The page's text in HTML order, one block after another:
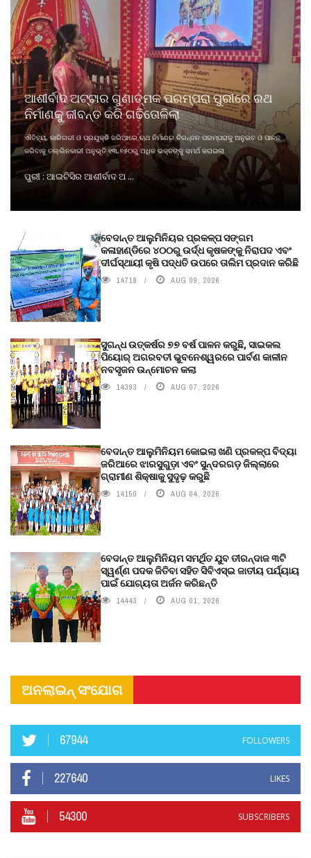
ଆଶୀର୍ବାଦ ଅଟ୍ଟାର ଗୁଣାତ୍ମକ ପରମ୍ପରା ପୁରୀରେ ରଥ
ନିର୍ମାଣକୁ ଜୀବନ୍ତ କରି ଗଢିତୋଳିଲା
ଐତିହ୍ୟ, କାରିଗରୀ ଓ ପ୍ରଯୁକ୍ତି ଜରିଆରେ ଋଥ ନିର୍ମାଣର ଚିରନ୍ତନ ପରମ୍ପରାକୁ ଅନୁଭବ ଓ ପାଳନ
କରିବାକୁ ତଲ୍ଲିନକାରୀ ଅନୁଭୂତି ୧୩,୭୫୦ରୁ ଅଧିକ ଭକ୍ତଙ୍କୁ ସମର୍ଥ କରାଇଲା
ପୁରୀ : ଆଇଟିସିର ଆଶୀର୍ବାଦ ଅ ...
ବେଦାନ୍ତ ଆଲୁମିନିୟର ପ୍ରକଳ୍ପ ସଙ୍ଗମ
କଳାହାଣ୍ଡିରେ ୪୦୦ରୁ ଉର୍ଦ୍ଧ କୃଷକଙ୍କୁ ନିରାପଦ ଏବଂ
ଦୀର୍ଘସ୍ଥାୟୀ କୃଷି ପଦ୍ଧତି ଉପରେ ତାଲିମ ପ୍ରଦାନ କରିଛି
14718 AUG 09, 2026
ସୁଗନ୍ଧ ଉତ୍କର୍ଷର ୭୭ ବର୍ଷ ପାଳନ କରୁଛି, ସାଇକଲ
ପିୟୋର୍‌ ଅଗରବତୀ ଭୁବନେଶ୍ୱରରେ ପାର୍ବଣ କାଳୀନ
ନବସୃଜନ ଉନ୍ମୋଚନ କଲା
14393 AUG 07, 2026
ବେଦାନ୍ତ ଆଲୁମିନିୟମ କୋଇଲା ଖଣି ପ୍ରକଳ୍ପ ବିଦ୍ୟା
ଜରିଆରେ ଝାରସୁଗୁଡ଼ା ଏବଂ ସୁନ୍ଦରଗଡ଼ ଜିଲ୍ଲାରେ
ଗ୍ରାମୀଣ ଶିକ୍ଷାକୁ ସୁଦୃଢ଼ କରୁଛି
14150 AUG 04, 2026
ବେଦାନ୍ତ ଆଲୁମିନିୟମ ସମର୍ଥିତ ଯୁବ ତୀରନ୍ଦାଜ ୩ଟି
ସ୍ୱର୍ଣ୍ଣ ପଦକ ଜିତିବା ସହିତ ସିବିଏସ୍ଇ ଜାତୀୟ ପର୍ଯ୍ୟାୟ
ପାଇଁ ଯୋଗ୍ୟତା ଅର୍ଜନ କରିଛନ୍ତି
14443 AUG 01, 2026
ଅନଲାଇନ୍ ସଂଯୋଗ
67944 FOLLOWERS
227640 LIKES
54300 SUBSCRIBERS